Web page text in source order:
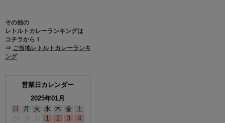
その他の
レトルトカレーランキングは
コチラから！
⇒ ご当地レトルトカレーランキ
ング
営業日カレンダー
2025年01月
日
月 火 水 木 金
土
29
30 31 1 2 3
4